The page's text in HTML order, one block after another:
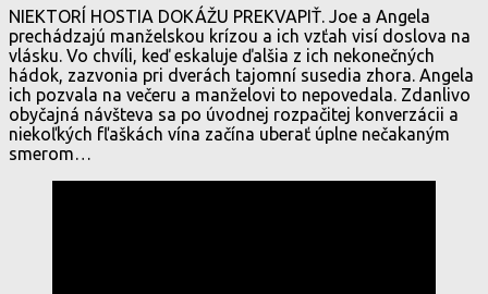
NIEKTORÍ HOSTIA DOKÁŽU PREKVAPIŤ. Joe a Angela
prechádzajú manželskou krízou a ich vzťah visí doslova na
vlásku. Vo chvíli, keď eskaluje ďalšia z ich nekonečných
hádok, zazvonia pri dverách tajomní susedia zhora. Angela
ich pozvala na večeru a manželovi to nepovedala. Zdanlivo
obyčajná návšteva sa po úvodnej rozpačitej konverzácii a
niekoľkých fľaškách vína začína uberať úplne nečakaným
smerom…